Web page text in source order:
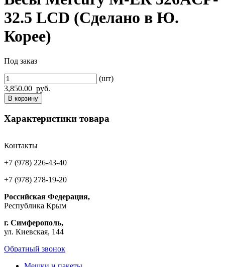
32.5 LCD (Сделано в Ю.
Корее)
Под заказ
(шт)
3,850.00 руб.
В корзину
Характеристики товара
Контакты
+7 (978) 226-43-40
+7 (978) 278-19-20
Российская Федерация,
Республика Крым
г. Симферополь,
ул. Киевская, 144
Обратный звонок